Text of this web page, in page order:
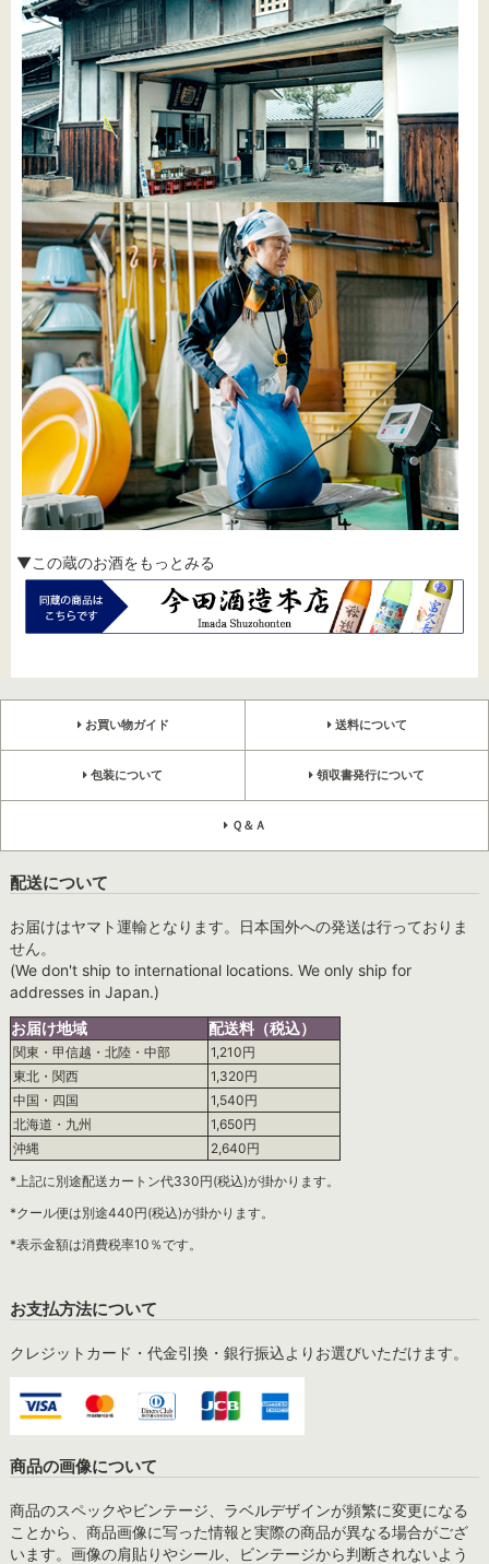
▼この蔵のお酒をもっとみる
お買い物ガイド 送料について
包装について 領収書発行について
Ｑ＆Ａ
配送について
お届けはヤマト運輸となります。日本国外への発送は行っておりま
せん。
(We don't ship to international locations. We only ship for
addresses in Japan.)
お届け地域
配送料（税込）
関東・甲信越・北陸・中部
1,210円
東北・関西
1,320円
中国・四国
1,540円
北海道・九州
1,650円
沖縄
2,640円
*上記に別途配送カートン代330円(税込)が掛かります。
*クール便は別途440円(税込)が掛かります。
*表示金額は消費税率10％です。
お支払方法について
クレジットカード・代金引換・銀行振込よりお選びいただけます。
商品の画像について
商品のスペックやビンテージ、ラベルデザインが頻繁に変更になる
ことから、商品画像に写った情報と実際の商品が異なる場合がござ
います。画像の肩貼りやシール、ビンテージから判断されないよう